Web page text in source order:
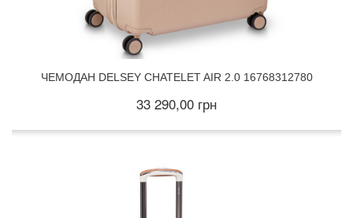
ЧЕМОДАН DELSEY CHATELET AIR 2.0 16768312780
33 290,00 грн